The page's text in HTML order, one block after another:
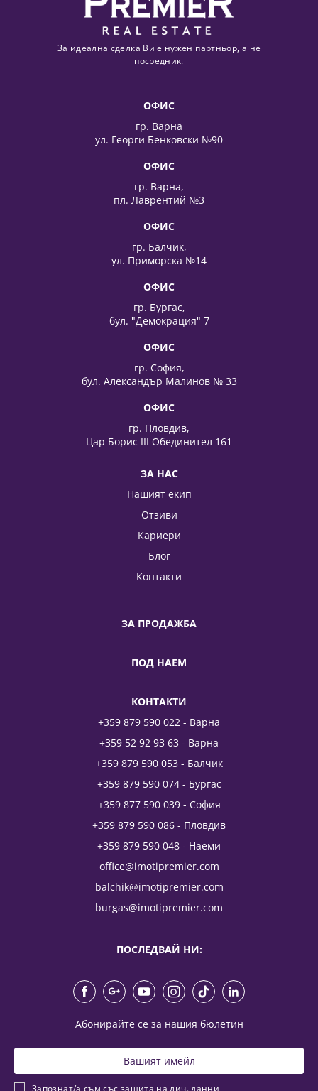
За идеална сделка Ви е нужен партньор, а не
посредник.
ОФИС
гр. Варна
ул. Георги Бенковски №90
ОФИС
гр. Варна,
пл. Лаврентий №3
ОФИС
гр. Балчик,
ул. Приморска №14
ОФИС
гр. Бургас,
бул. "Демокрация" 7
ОФИС
гр. София,
бул. Александър Малинов № 33
ОФИС
гр. Пловдив,
Цар Борис III Обединител 161
ЗА НАС
Нашият екип
Отзиви
Кариери
Блог
Контакти
ЗА ПРОДАЖБА
ПОД НАЕМ
КОНТАКТИ
+359 879 590 022 - Варна
+359 52 92 93 63 - Варна
+359 879 590 053 - Балчик
+359 879 590 074 - Бургас
+359 877 590 039 - София
+359 879 590 086 - Пловдив
+359 879 590 048 - Наеми
office@imotipremier.com
balchik@imotipremier.com
burgas@imotipremier.com
ПОСЛЕДВАЙ НИ:
Абонирайте се за нашия бюлетин
Запознат/а съм със защита на лич. данни